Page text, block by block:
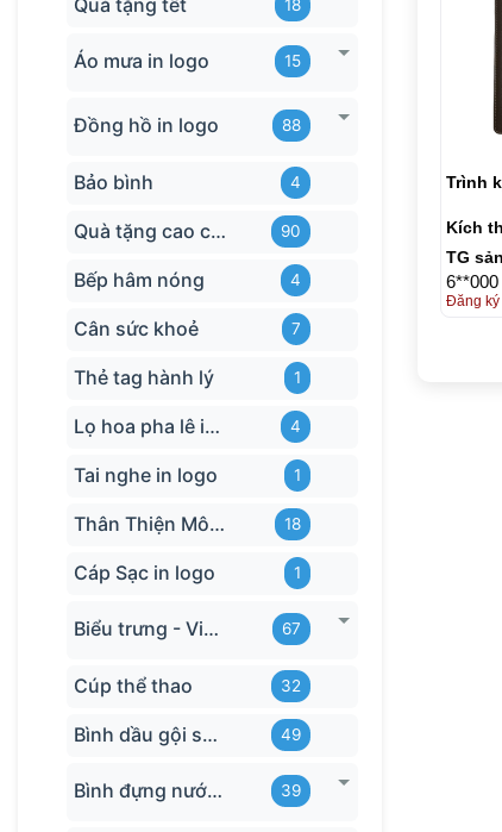
18
Áo mưa in logo 15
Đồng hồ in logo 88
Bảo bình 4
Quà tặng cao cấp 90
Bếp hâm nóng 4
Cân sức khoẻ 7
Thẻ tag hành lý 1
Lọ hoa pha lê in logo 4
Tai nghe in logo 1
Thân Thiện Môi trường 18
Cáp Sạc in logo 1
Biểu trưng - Vinh danh in logo 67
Cúp thể thao 32
Bình dầu gội sữa tắm 49
Bình đựng nước in logo 39
Trình
Kích
TG
6**000
Đăng ký